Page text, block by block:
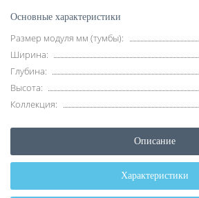
Основные характеристики
Размер модуля мм (тумбы):
Ширина:
Глубина:
Высота:
Коллекция:
Описание
Характеристики